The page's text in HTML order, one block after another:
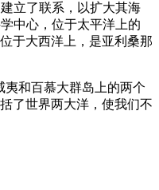
立了联系，以扩大其海
中心，位于太平洋上的
于大西洋上，是亚利桑那
夷和百慕大群岛上的两个
了世界两大洋，使我们不